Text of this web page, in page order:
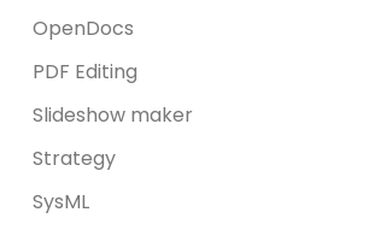
OpenDocs
PDF Editing
Slideshow maker
Strategy
SysML